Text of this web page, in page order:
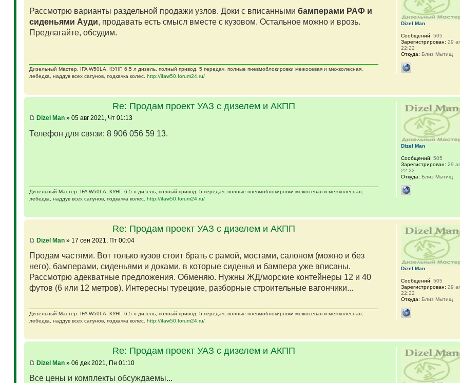
Рассмотрю варианты раздельной продажи узлов. Доки с вписанными бамперами РАФ и
сиденьями Ауди, продавать есть смысл вместе с кузовом. Остальное можно и врозь.
Предлагайте, обсудим.
Дизельный Мастер. IFA W50LA, КУНГ, 6,5 л дизель, полный привод, 5 передач, полные пневмоблокировки межосевая и межколесная,
лебедка, наддув всех сапунов, подкачка колес. http://ifaw50.forum24.ru/
Dizel Man
Сообщений: 505
Зарегистрирован: 29
22:22
Откуда: Близ Мытищ
Re: Продам проект УАЗ с дизелем и АКПП
Dizel Man» 05 авг 2021, Чт 01:13
Телефон для связи: 8 906 056 59 13.
Дизельный Мастер. IFA W50LA, КУНГ, 6,5 л дизель, полный привод, 5 передач, полные пневмоблокировки межосевая и межколесная,
лебедка, наддув всех сапунов, подкачка колес. http://ifaw50.forum24.ru/
Dizel Man
Сообщений: 505
Зарегистрирован: 29
22:22
Откуда: Близ Мытищ
Re: Продам проект УАЗ с дизелем и АКПП
Dizel Man» 17 сен 2021, Пт 00:04
Продам частями. Вот только кузов стоит брать с рамой, мостами, салоном (можно и без
него), бамперами, сиденьями и доками, в которые сиденья и бампера уже вписаны.
Рассмотрю адекватные предложения. Обменяю. Нужны ЖД/морские контейнеры 12 и 40
футов (6 или 12 метров). Интересны турецкие, разборные строительные вагончики...
Дизельный Мастер. IFA W50LA, КУНГ, 6,5 л дизель, полный привод, 5 передач, полные пневмоблокировки межосевая и межколесная,
лебедка, наддув всех сапунов, подкачка колес. http://ifaw50.forum24.ru/
Dizel Man
Сообщений: 505
Зарегистрирован: 29
22:22
Откуда: Близ Мытищ
Re: Продам проект УАЗ с дизелем и АКПП
Dizel Man» 06 дек 2021, Пн 01:10
Все цены и комплекты обсуждаемы...